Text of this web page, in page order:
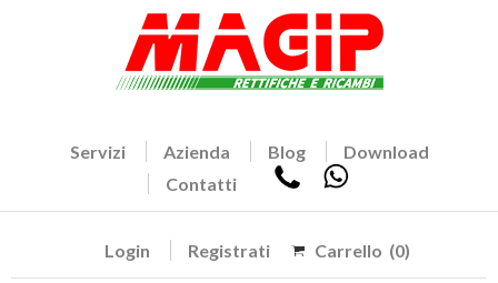
Servizi Azienda Blog
Download
Contatti
Login Registrati Carrello (0)